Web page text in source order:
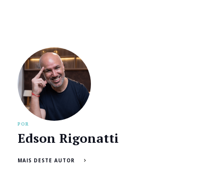
POR
Edson Rigonatti
MAIS DESTE AUTOR